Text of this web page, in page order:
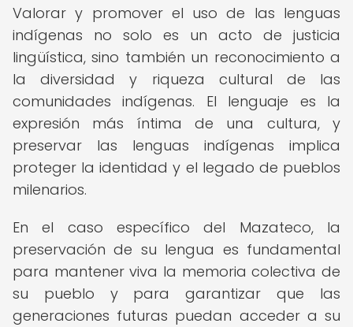
Valorar y promover el uso de las lenguas
indígenas no solo es un acto de justicia
lingüística, sino también un reconocimiento a
la diversidad y riqueza cultural de las
comunidades indígenas. El lenguaje es la
expresión más íntima de una cultura, y
preservar las lenguas indígenas implica
proteger la identidad y el legado de pueblos
milenarios.
En el caso específico del Mazateco, la
preservación de su lengua es fundamental
para mantener viva la memoria colectiva de
su pueblo y para garantizar que las
generaciones futuras puedan acceder a su